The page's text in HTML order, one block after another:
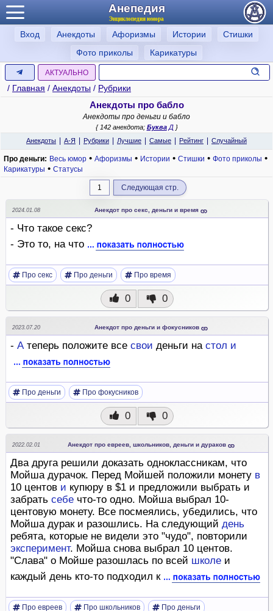
Анепедия
Энциклопедия юмора
Вход Анекдоты Афоризмы Истории
Стишки
Фото приколы
Карикатуры
АКТУАЛЬНО
/ Главная / Анекдоты / Рубрики
Анекдоты про бабло
Анекдоты про деньги и бабло
{ 142 анекдота; БукваД}
Анекдоты
А-Я Рубрики Лучшие Самые Рейтинг Случайный
Про деньги: Весь юмор • Афоризмы • Истории • Стишки • Фото приколы •
Карикатуры • Статусы
1 Следующая стр.
2024.01.08 Анекдот про секс, деньги и время
- Что такое секс?
- Это то, на что
Про секс Про деньги Про время
0 0
2023.07.20 Анекдот про деньги и фокусников
- Атеперь положите все свои деньги на стол и
Про деньги Про фокусников
0 0
2022.02.01 Анекдот про евреев, школьников, деньги и дураков
Два друга решили доказать одноклассникам, что
Мойша дурачок. Перед Мойшей положили монету в
10 центов и купюру в $1 и предложили выбрать и
забрать себе что-то одно. Мойша выбрал 10-
центовую монету. Все посмеялись, убедились, что
Мойша дурак и разошлись. На следующий день
ребята, которые не видели это "чудо", повторили
эксперимент. Мойша снова выбрал 10 центов.
"Слава" о Мойше разошлась по всей школе и
каждый день кто-то подходил к
Про евреев Про школьников
Про деньги